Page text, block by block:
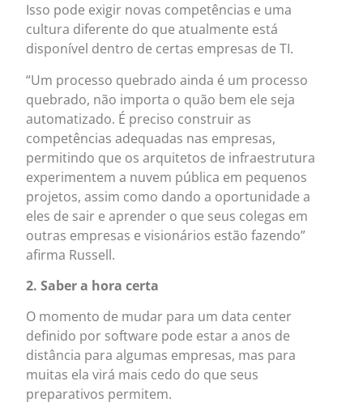
Isso pode exigir novas competências e uma
cultura diferente do que atualmente está
disponível dentro de certas empresas de TI.
“Um processo quebrado ainda é um processo
quebrado, não importa o quão bem ele seja
automatizado. É preciso construir as
competências adequadas nas empresas,
permitindo que os arquitetos de infraestrutura
experimentem a nuvem pública em pequenos
projetos, assim como dando a oportunidade a
eles de sair e aprender o que seus colegas em
outras empresas e visionários estão fazendo”
afirma Russell.
2. Saber a hora certa
O momento de mudar para um data center
definido por software pode estar a anos de
distância para algumas empresas, mas para
muitas ela virá mais cedo do que seus
preparativos permitem.